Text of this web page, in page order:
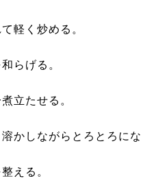
軽く炒める。
らげる。
立たせる。
しながらとろとろにな
える。